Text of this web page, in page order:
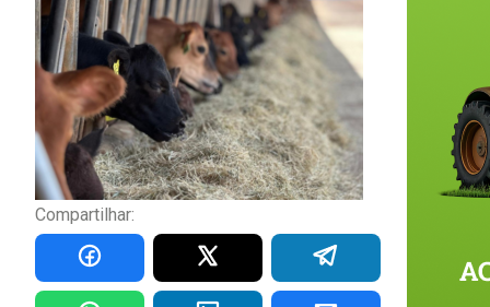
Compartilhar: